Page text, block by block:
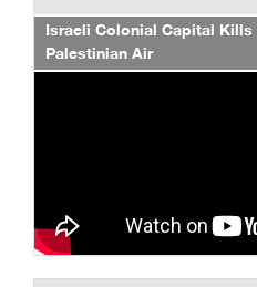
Israeli Colonial Capital
Palestinian Air